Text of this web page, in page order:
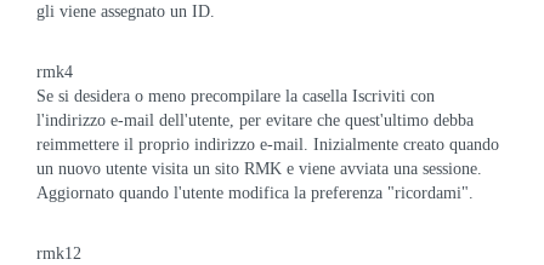
gli viene assegnato un ID.
rmk4
Se si desidera o meno precompilare la casella Iscriviti con
l'indirizzo e-mail dell'utente, per evitare che quest'ultimo debba
reimmettere il proprio indirizzo e-mail. Inizialmente creato quando
un nuovo utente visita un sito RMK e viene avviata una sessione.
Aggiornato quando l'utente modifica la preferenza "ricordami".
rmk12